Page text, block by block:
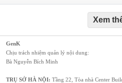
Xem
GenK
Chịu trách nhiệm quản lý nội dung:
Bà Nguyễn Bích Minh
TRỤ SỞ HÀ NỘI: Tầng 22, Tòa nhà Center